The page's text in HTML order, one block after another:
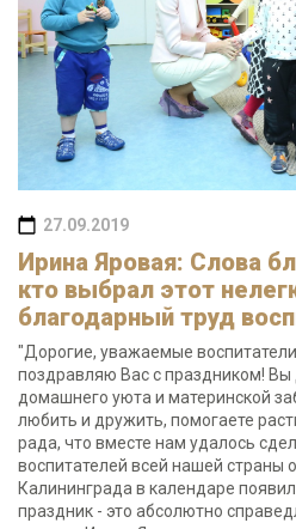
27.09.2019
Ирина Яровая: Слова
кто выбрал этот
благодарный труд
"Дорогие, уважаемые
поздравляю Вас с праздником!
домашнего уюта и материнской
любить и дружить, помогаете
рада, что вместе нам удалось
воспитателей всей нашей страны
Калининграда в календаре
праздник - это абсолютно